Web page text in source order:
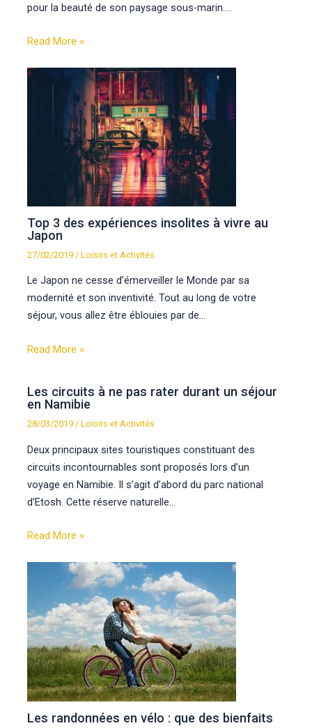
pour la beauté de son paysage sous-marin.…
Read More »
Top 3 des expériences insolites à vivre au
Japon
27/02/2019 /Loisirs et Activités
Le Japon ne cesse d’émerveiller le Monde par sa
modernité et son inventivité. Tout au long de votre
séjour, vous allez être éblouies par de…
Read More »
Les circuits à ne pas rater durant un séjour
en Namibie
28/03/2019/Loisirs et Activités
Deux principaux sites touristiques constituant des
circuits incontournables sont proposés lors d’un
voyage en Namibie. Il s’agit d’abord du parc national
d’Etosh. Cette réserve naturelle…
Read More »
Les randonnées en vélo : que des bienfaits